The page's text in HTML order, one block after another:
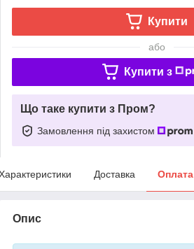
Купити
або
Купити з
Що таке купити з Пром?
Замовлення під захистом
Доставка Оплата
Опис